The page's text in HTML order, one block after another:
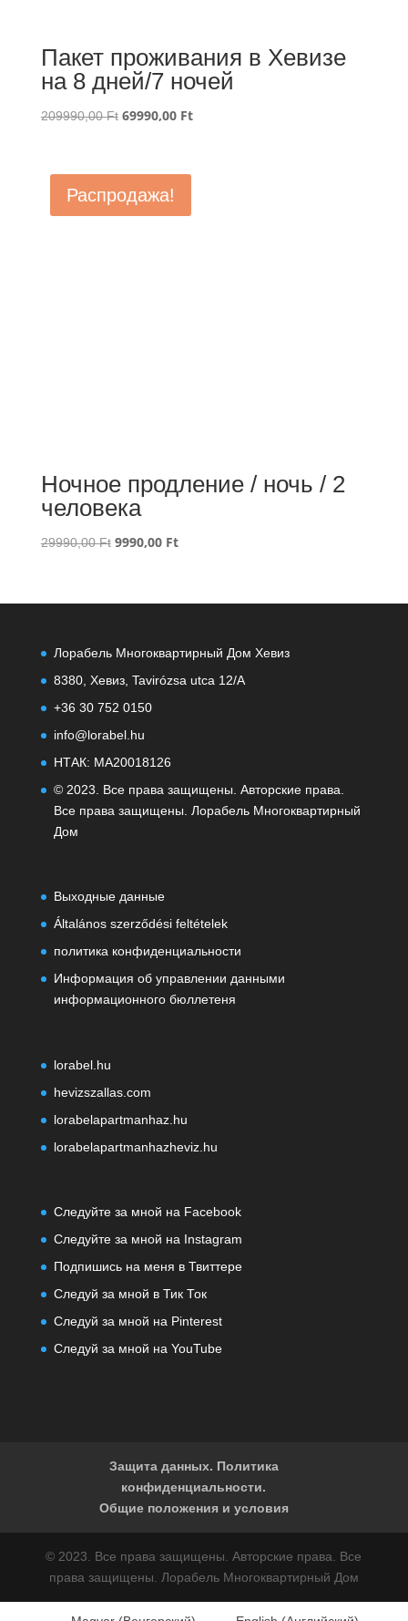
Пакет проживания в Хевизе
на 8 дней/7 ночей
209990,00Ft Первоначальная
209990,00 Ft.
69990,00 FtТекущая
Распродажа!
Ночное продление / ночь / 2
человека
29990,00Ft Первоначальная
29990,00 Ft.
9990,00 FtТекущая
Лорабель Многоквартирный Дом Хевиз
8380, Хевиз, Tavirózsa utca 12/A
+36 30 752 0150
info@lorabel.hu
НТАК: MA20018126
© 2023. Все права защищены. Авторские права.
Все права защищены. Лорабель Многоквартирный
Дом
Выходные данные
Általános szerződési feltételek
политика конфиденциальности
Информация об управлении данными
информационного бюллетеня
lorabel.hu
hevizszallas.com
lorabelapartmanhaz.hu
lorabelapartmanhazheviz.hu
Следуйте за мной на Facebook
Следуйте за мной на Instagram
Подпишись на меня в Твиттере
Следуй за мной в Тик Ток
Следуй за мной на Pinterest
Следуй за мной на YouTube
Защита данных. Политика
конфиденциальности.
Общие положения и условия
© 2023. Все права защищены. Авторские права. Все
права защищены. Лорабель Многоквартирный Дом